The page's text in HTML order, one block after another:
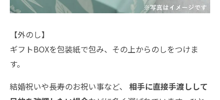
【外のし】
ギフトBOXを包装紙で包み、その上からのしをつけま
す。
結婚祝いや長寿のお祝い事など、 相手に直接手渡しして